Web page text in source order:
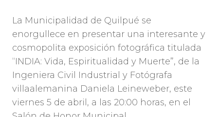
La Municipalidad de Quilpué se
enorgullece en presentar una interesante y
cosmopolita exposición fotográfica titulada
“INDIA: Vida, Espiritualidad y Muerte”, de la
Ingeniera Civil Industrial y Fotógrafa
villaalemanina Daniela Leineweber, este
viernes 5 de abril, a las 20:00 horas, en el